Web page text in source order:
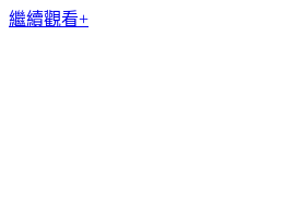
繼續觀看+